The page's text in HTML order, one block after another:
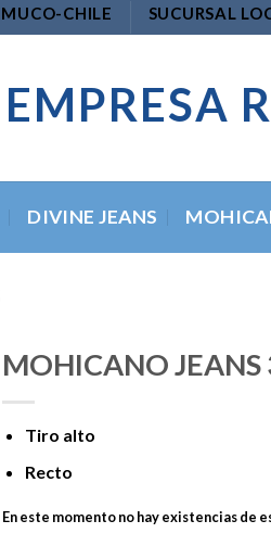
CHILE SUCURSAL
DIVINE JEANS
MOHICANO JEANS
Tiro alto
Recto
En este momento no hay existencias de